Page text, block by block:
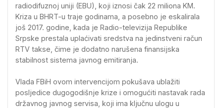
radiodifuznoj uniji (EBU), koji iznosi čak 22 miliona KM.
Kriza u BHRT-u traje godinama, a posebno je eskalirala
još 2017. godine, kada je Radio-televizija Republike
Srpske prestala uplaćivati sredstva na jedinstveni račun
RTV takse, čime je dodatno narušena finansijska
stabilnost sistema javnog emitiranja.
Vlada FBiH ovom intervencijom pokušava ublažiti
posljedice dugogodišnje krize i omogućiti nastavak rada
državnog javnog servisa, koji ima ključnu ulogu u